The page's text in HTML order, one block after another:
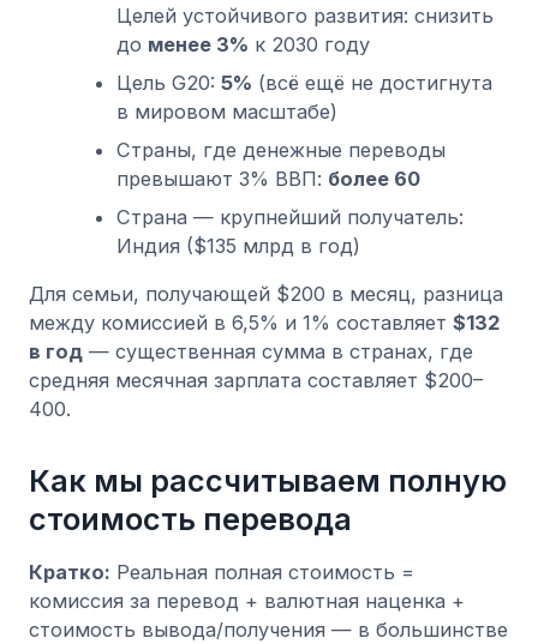
Целей устойчивого развития: снизить
до менее 3% к 2030 году
Цель G20: 5% (всё ещё не достигнута
в мировом масштабе)
Страны, где денежные переводы
превышают 3% ВВП: более 60
Страна — крупнейший получатель:
Индия ($135 млрд в год)
Для семьи, получающей $200 в месяц, разница
между комиссией в 6,5% и 1% составляет $132
в год — существенная сумма в странах, где
средняя месячная зарплата составляет $200–
400.
Как мы рассчитываем полную
стоимость перевода
Кратко: Реальная полная стоимость =
комиссия за перевод + валютная наценка +
стоимость вывода/получения — в большинстве